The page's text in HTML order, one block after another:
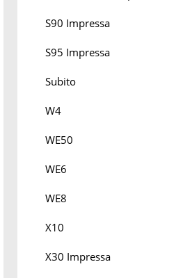
S90 Impressa
S95 Impressa
Subito
W4
WE50
WE6
WE8
X10
X30 Impressa